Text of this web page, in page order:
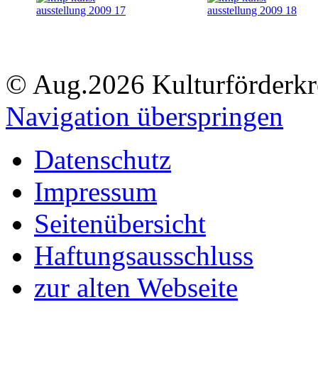
© Aug.2026
Navigation überspringen
Datenschutz
Impressum
Seitenübersicht
Haftungsausschluss
zur alten Webseite